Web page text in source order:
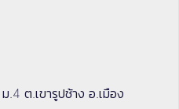
ต.เขารูปช้าง อ.เมือง